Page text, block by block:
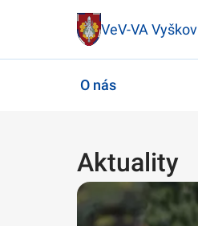
VeV-VA Vyškov
O nás
Aktuality